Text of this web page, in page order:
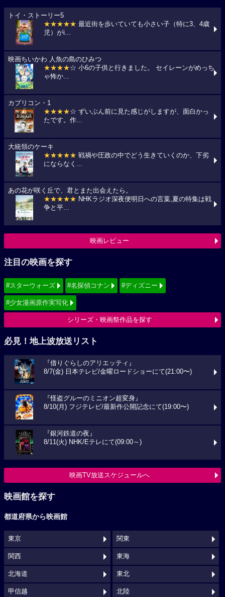
トイ・ストーリー5
★★★★★ 最近街を歩いていても小さい子（特に3、4歳
児）がi...
映画ちいかわ 人魚の島のひみつ
★★★★☆ 小6の子供と行きました。 セイレーンがめっち
ゃ怖か...
カプリコン・1
★★★★☆ ずいぶん前に見た感じがしますが、面白かっ
たです。作...
大統領のケーキ
★★★★★ 戦禍や圧政の中でどう生きていくのか、下劣
にならなく...
あの花が咲く丘で、君とまた出会えたら。
★★★★★ NHKラジオ深夜便明日への言葉,夏の特集は戦
争と平...
映画レビュー
注目の映画を探す
#スターウォーズ #名探偵コナン #ディズニー
#少女漫画原作実写化
シリーズ・映画祭作品を探す
必見！地上波放送リスト
『借りぐらしのアリエッティ』
8/7(金) 日本テレビ/金曜ロードショーにて(21:00〜)
『怪盗グルーのミニオン超変身』
8/10(月) フジテレビ/最新作公開記念にて(19:00〜)
『銀河鉄道の夜』
8/11(火) NHK/Eテレにて(09:00～)
映画TV放送スケジュールへ
映画館を探す
都道府県から映画館
東京 関東
関西 東海
北海道 東北
甲信越 北陸